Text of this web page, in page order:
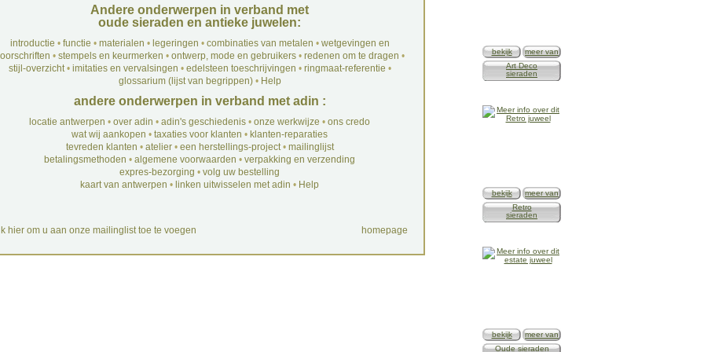
Andere onderwerpen in verband met
oude sieraden en antieke juwelen:
introductie • functie • materialen • legeringen • combinaties van metalen • wetgevingen en
• stempels en keurmerken • ontwerp, mode en gebruikers• redenen om te dragen •
stijl-overzicht• imitaties en vervalsingen • edelsteen toeschrijvingen • ringmaat-referentie •
glossarium (lijst van begrippen)• Help
andere onderwerpen in verband met adin :
locatie antwerpen • over adin • adin's geschiedenis • onze werkwijze • ons credo
wat wij aankopen • taxaties voor klanten • klanten-reparaties
tevreden klanten • atelier• een herstellings-project• mailinglijst
betalingsmethoden • algemene voorwaarden • verpakking en verzending
expres-bezorging • volg uw bestelling
kaart van antwerpen • linken uitwisselen met adin • Help
hier om u aan onze mailinglist toe te voegen homepage
bekijk
meer van
Art Deco
sieraden
bekijk
meer van
Retro
sieraden
bekijk
meer van
Oude sieraden